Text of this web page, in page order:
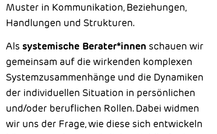
Muster in Kommunikation, Beziehungen,
Handlungen und Strukturen.
Als systemische Berater*innen schauen wir
gemeinsam auf die wirkenden komplexen
Systemzusammenhänge und die Dynamiken
der individuellen Situation in persönlichen
und/oder beruflichen Rollen. Dabei widmen
wir uns der Frage, wie diese sich entwickeln